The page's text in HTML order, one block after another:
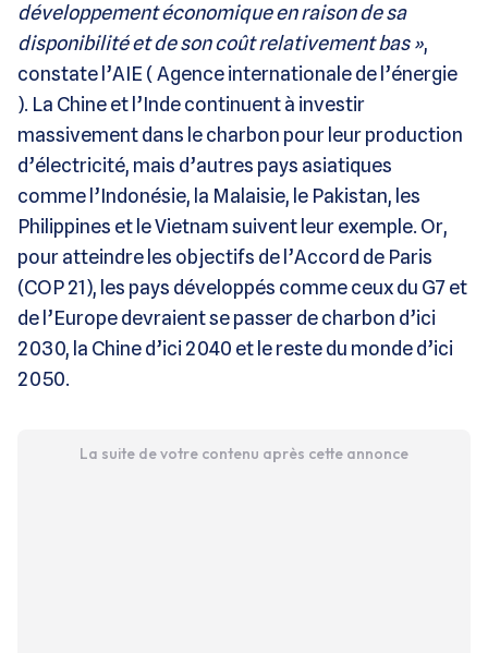
développement économique en raison de sa
disponibilité et de son coût relativement bas »,
constate l’AIE ( Agence internationale de l’énergie
). La Chine et l’Inde continuent à investir
massivement dans le charbon pour leur production
d’électricité, mais d’autres pays asiatiques
comme l’Indonésie, la Malaisie, le Pakistan, les
Philippines et le Vietnam suivent leur exemple. Or,
pour atteindre les objectifs de l’Accord de Paris
(COP 21), les pays développés comme ceux du G7 et
de l’Europe devraient se passer de charbon d’ici
2030, la Chine d’ici 2040 et le reste du monde d’ici
2050.
La suite de votre contenu après cette annonce